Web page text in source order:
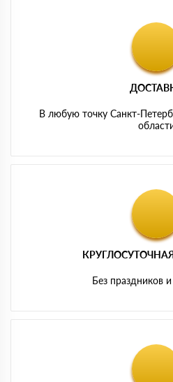
В любую точку Санкт-
Без праздников